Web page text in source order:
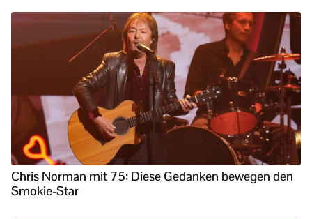
Chris Norman mit 75: Diese Gedanken bewegen den
Smokie-Star